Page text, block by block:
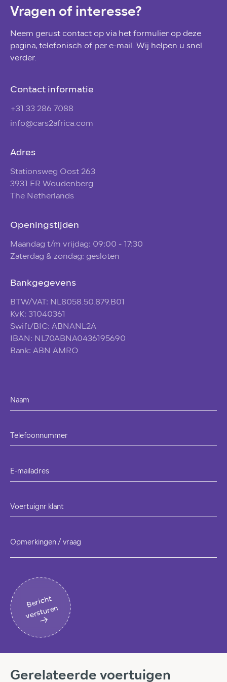
Vragen of interesse?
Neem gerust contact op via het formulier op deze
pagina, telefonisch of per e-mail. Wij helpen u snel
verder.
Contact informatie
+31 33 286 7088
info@cars2africa.com
Adres
Stationsweg Oost 263
3931 ER Woudenberg
The Netherlands
Openingstijden
Maandag t/m vrijdag: 09:00 - 17:30
Zaterdag & zondag: gesloten
Bankgegevens
BTW/VAT: NL8058.50.879.B01
KvK: 31040361
Swift/BIC: ABNANL2A
IBAN: NL70ABNA0436195690
Bank: ABN AMRO
Naam
Telefoonnummer
E-mailadres
Voertuignr klant
Opmerkingen / vraag
B
eri
c
ht
v
erst
ur
en
Gerelateerde voertuigen